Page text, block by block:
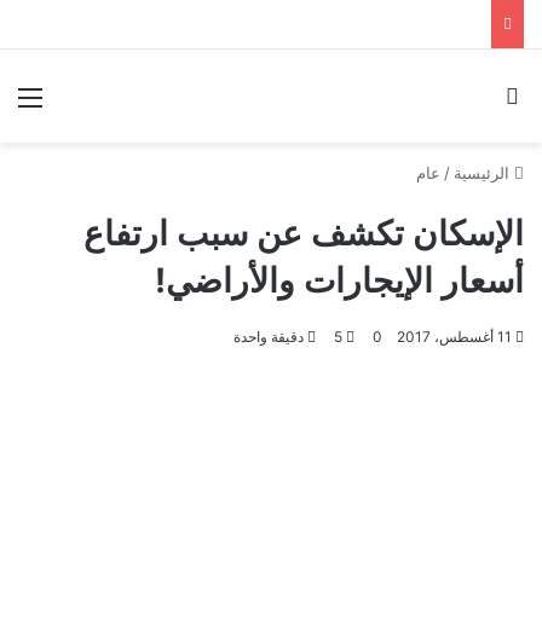
الرئيسية / عام
الإسكان تكشف عن سبب ارتفاع
أسعار الإيجارات والأراضي!
11 أغسطس، 2017 0
5 دقيقة واحدة